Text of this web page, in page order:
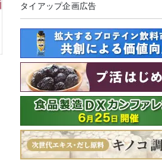
タイアップ企画広告